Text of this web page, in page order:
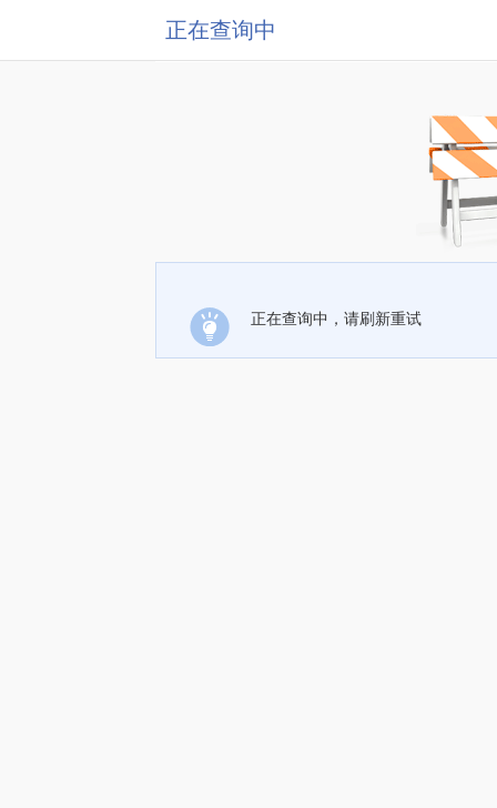
正在查询中
正在查询中，请刷新重试